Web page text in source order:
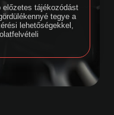
előzetes tájékozódást
tegye a
lehetőségekkel,